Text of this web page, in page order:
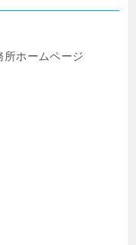
所ホームページ